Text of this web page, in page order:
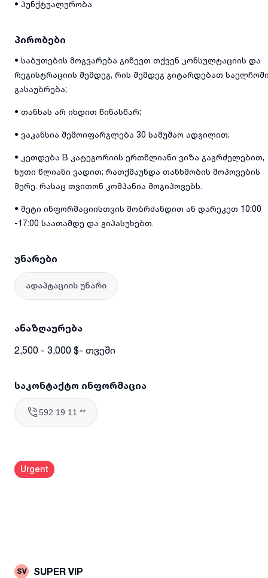
• პუნქტუალურობა
პირობები
• საბუთების მოგვარება გიწევთ თქვენ კონსულტაციის და
რეგისტრაციის შემდეგ, რის შემდეგ გიტარდებათ
გასაუბრება;
• თანხას არ იხდით წინასწარ;
• ვაკანსია შემოიფარგლება 30 სამუშაო ადგილით;
• კეთდება B კატეგორიის ერთწლიანი ვიზა გაგრძელებით,
ხუთი წლიანი ვადით; რათქმაუნდა თანხმობის მოპოვების
მერე. რასაც თვითონ კომპანია მოგიპოვებს.
• მეტი ინფორმაციისთვის მობრძანდით ან დარეკეთ 10:00
-17:00 საათამდე და გიპასუხებთ.
უნარები
ადაპტაციის უნარი
ანაზღაურება
2,500 - 3,000 $- თვეში
საკონტაქტო ინფორმაცია
592 19 11 **
Urgent
SV SUPER VIP